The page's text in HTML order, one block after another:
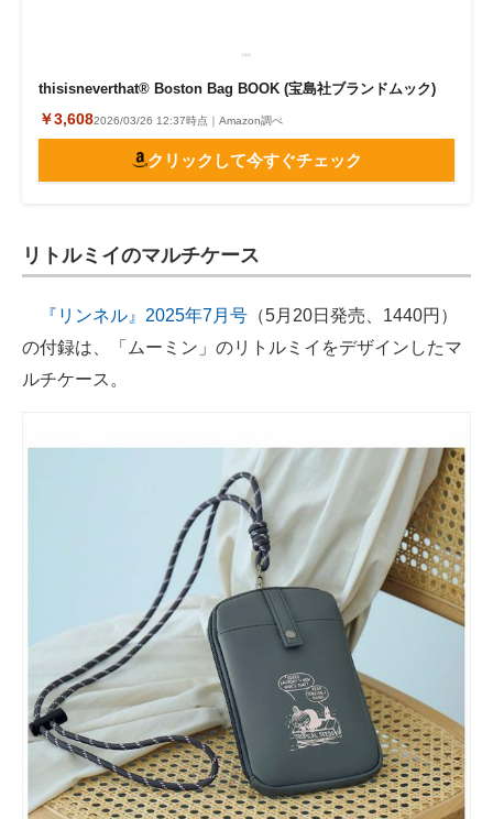
thisisneverthat®︎ Boston Bag BOOK (宝島社ブランドムック)
￥3,6082026/03/26 12:37時点｜Amazon調べ
クリックして今すぐチェック
リトルミイのマルチケース
『リンネル』2025年7月号 （5月20日発売、1440円）
の付録は、「ムーミン」のリトルミイをデザインしたマ
ルチケース。